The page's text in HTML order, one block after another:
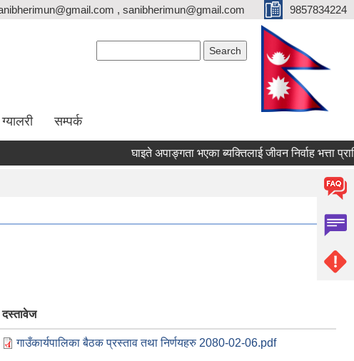
, sanibherimun@gmail.com 9857834224
ग्यालरी सम्पर्क
घाइते अपाङ्गता भएका ब्यक्तिलाई जीवन निर्वाह भत्ता
दस्तावेज
गाउँकार्यपालिका बैठक प्रस्ताव तथा निर्णयहरु 2080-02-06.pdf